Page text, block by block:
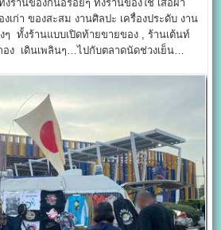
ร้านของกินอร่อยๆ ทั้งร้านของใช้ เสื้อผ้า
ก่า ของสะสม งานศิลปะ เครื่องประดับ งาน
ๆ ทั้งร้านแบบเปิดท้ายขายของ , ร้านเต้นท์
อง เดินเพลินๆ…ไปกับตลาดนัดช่วงเย็น…